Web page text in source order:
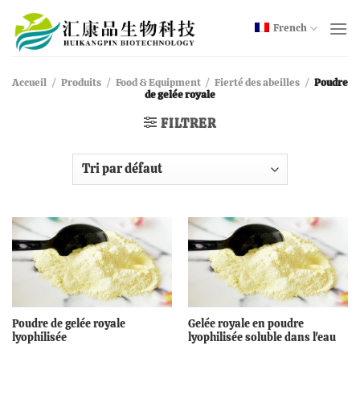
content
French
Accueil / Produits / Food & Equipment / Fierté des abeilles / Poudre
de gelée royale
FILTRER
Poudre de gelée royale
lyophilisée
Gelée royale en poudre
lyophilisée soluble dans l'eau